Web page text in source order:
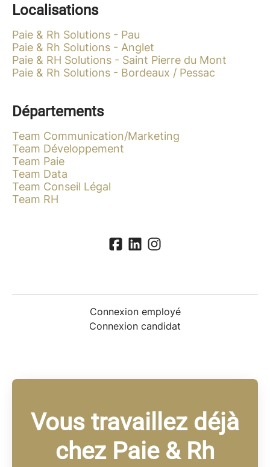
Localisations
Paie & Rh Solutions - Pau
Paie & Rh Solutions - Anglet
Paie & RH Solutions - Saint Pierre du Mont
Paie & Rh Solutions - Bordeaux / Pessac
Départements
Team Communication/Marketing
Team Développement
Team Paie
Team Data
Team Conseil Légal
Team RH
Connexion employé
Connexion candidat
Vous travaillez déjà
chez Paie & Rh